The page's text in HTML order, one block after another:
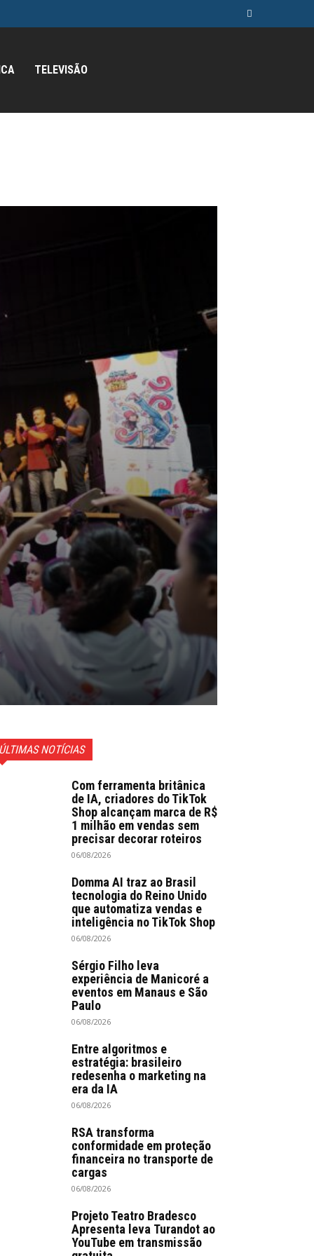
TELEVISÃO
ÚLTIMAS NOTÍCIAS
Com ferramenta britânica
de IA, criadores do TikTok
Shop alcançam marca de R$
1 milhão em vendas sem
precisar decorar roteiros
06/08/2026
Domma AI traz ao Brasil
tecnologia do Reino Unido
que automatiza vendas e
inteligência no TikTok Shop
06/08/2026
Sérgio Filho leva
experiência de Manicoré a
eventos em Manaus e São
Paulo
06/08/2026
Entre algoritmos e
estratégia: brasileiro
redesenha o marketing na
era da IA
06/08/2026
RSA transforma
conformidade em proteção
financeira no transporte de
cargas
06/08/2026
Projeto Teatro Bradesco
Apresenta leva Turandot ao
YouTube em transmissão